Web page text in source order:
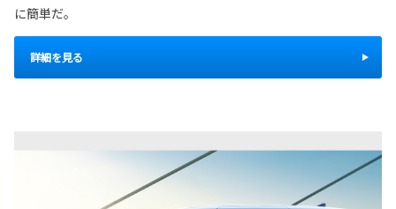
に簡単だ。
詳細を見る